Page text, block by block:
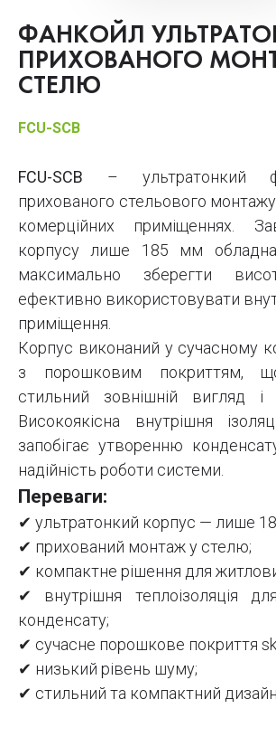
ФАНКОЙЛ
ПРИХОВАНОГО
СТЕЛЮ
FCU-SCB
FCU-SCB – ультратонкий
прихованого стельового
комерційних приміщеннях.
корпусу лише 185 мм
максимально зберегти
ефективно використовувати
приміщення.
Корпус виконаний у сучасному
з порошковим покриттям,
стильний зовнішній вигляд і
Високоякісна внутрішня
запобігає утворенню
надійність роботи системи.
Переваги:
✔ ультратонкий корпус — лише
✔ прихований монтаж у стелю;
✔ компактне рішення для
✔ внутрішня теплоізоляція
конденсату;
✔ сучасне порошкове покриття
✔ низький рівень шуму;
✔ стильний та компактний дизайн.